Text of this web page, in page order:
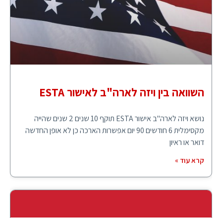
השוואה בין ויזה לארה"ב לאישור ESTA
נושא ויזה לארה"ב אישור ESTA תוקף 10 שנים 2 שנים שהייה
מקסימלית 6 חודשים 90 יום אפשרות הארכה כן לא אופן החדשה
דואר או ראיון
קרא עוד »